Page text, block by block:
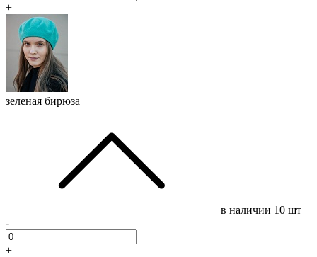
+
зеленая бирюза
в наличии 10 шт
-
+